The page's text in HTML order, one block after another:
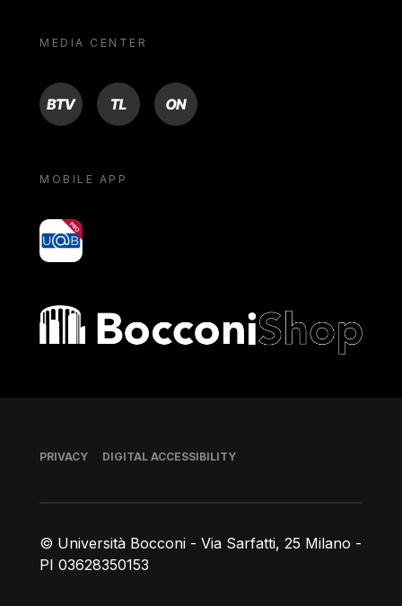
MEDIA CENTER
BTV TL ON
MOBILE APP
yoU@B
Bocconi shop
© Università Bocconi - Via Sarfatti, 25 Milano -
PI 03628350153
Footer
PRIVACY DIGITAL ACCESSIBILITY